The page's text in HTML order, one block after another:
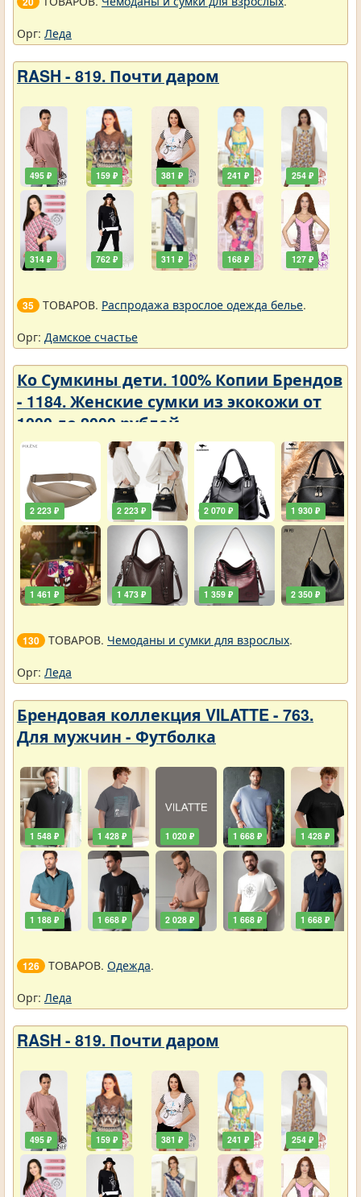
Орг: Леда
RASH - 819. Почти даром
495 ₽
314 ₽
159 ₽
762 ₽
381 ₽
311 ₽
241 ₽
168 ₽
254 ₽
127 ₽
35 ТОВАРОВ. Распродажа взрослое одежда белье.
Орг: Дамское счастье
Ко Сумкины дети. 100% Копии Брендов
- 1184. Женские сумки из экокожи от
1000 до 2000 рублей
2 223 ₽
1 461 ₽
2 223 ₽
1 473 ₽
2 070 ₽
1 359 ₽
1 930 ₽
2 350 ₽
130 ТОВАРОВ. Чемоданы и сумки для взрослых.
Орг: Леда
Брендовая коллекция VILATTE - 763.
Для мужчин - Футболка
1 548 ₽
1 188 ₽
1 428 ₽
1 668 ₽
1 020 ₽
2 028 ₽
1 668 ₽
1 668 ₽
1 428 ₽
1 668 ₽
126 ТОВАРОВ. Одежда.
Орг: Леда
RASH - 819. Почти даром
495 ₽ 159 ₽ 381 ₽ 241 ₽ 254 ₽